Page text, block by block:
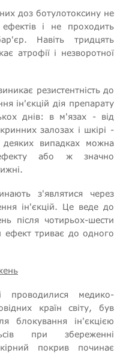
доз ботулотоксину не
і не проходить
Навіть тридцять
атрофії і незворотної
резистентність до
ін'єкцій дія препарату
днів: в м'язах - від
залозах і шкірі -
випадках можна
або ж значно
з'являтися через
ін'єкцій. Це веде до
після чотирьох-шести
ефект триває до одного
проводилися медико-
країн світу, був
блокування ін'єкцією
при збереженні
покрив починає